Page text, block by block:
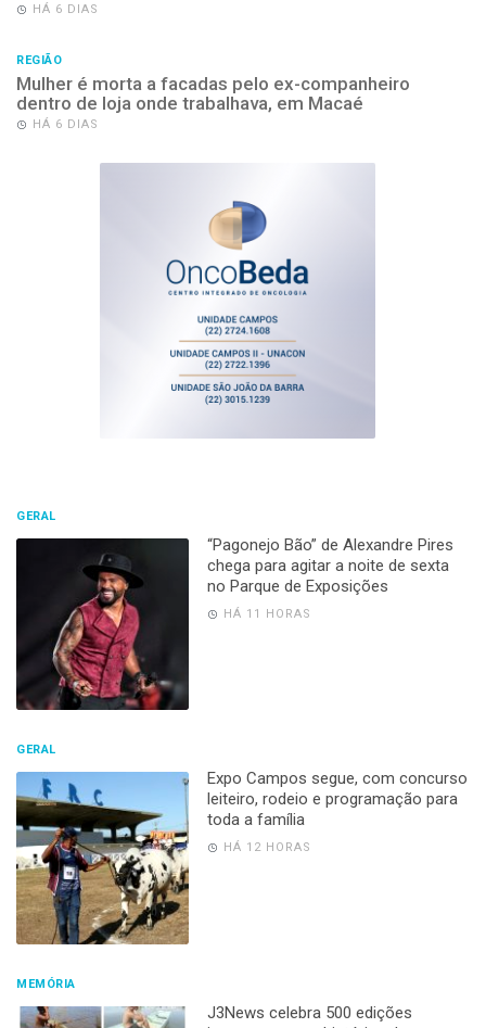
HÁ 6 DIAS
REGIÃO
Mulher é morta a facadas pelo ex-companheiro
dentro de loja onde trabalhava, em Macaé
HÁ 6 DIAS
GERAL
“Pagonejo Bão” de Alexandre Pires
chega para agitar a noite de sexta
no Parque de Exposições
HÁ 11 HORAS
GERAL
Expo Campos segue, com concurso
leiteiro, rodeio e programação para
toda a família
HÁ 12 HORAS
MEMÓRIA
J3News celebra 500 edições